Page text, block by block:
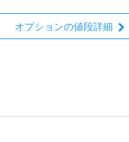
オプションの値段詳細